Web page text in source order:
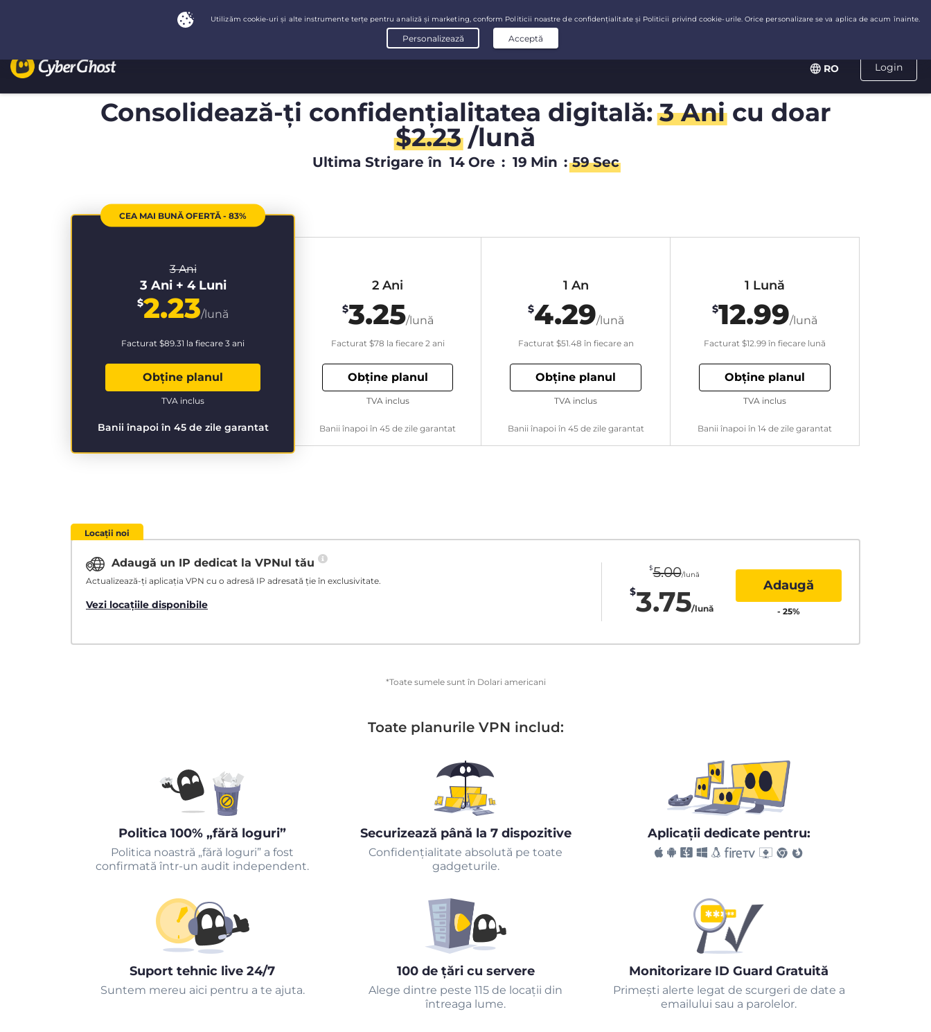
Login
RO
Consolidează-ți confidențialitatea digitală:3 Anicu doar
$2.23/lună
Ultima Strigare în 14 Ore : 19 Min : 58 Sec
CEA MAI BUNĂ OFERTĂ - 83%
3 Ani
3 Ani + 4 Luni
$2.23/lună
Facturat $89.31 la fiecare 3 ani
Obține planul
Banii înapoi în 45 de zile garantat
TVA inclus
2 Ani
$3.25/lună
Facturat $78 la fiecare 2 ani
Obține planul
Banii înapoi în 45 de zile garantat
TVA inclus
1 An
$4.29/lună
Facturat $51.48 în fiecare an
Obține planul
Banii înapoi în 45 de zile garantat
TVA inclus
1 Lună
$12.99/lună
Facturat $12.99 în fiecare lună
Obține planul
Banii înapoi în 14 de zile garantat
TVA inclus
Locații noi
Adaugă un IP dedicat la VPNul tău
Actualizează-ți aplicația VPN cu o adresă IP adresată ție în exclusivitate.
Vezi locațiile disponibile
$5.00/lună
$3.75/lună
Adaugă
- 25%
*Toate sumele sunt în Dolari americani
Toate planurile VPN includ:
Politica 100% „fără loguri”
Politica noastră „fără loguri” a fost
confirmată într-un audit independent.
Securizează până la 7 dispozitive
Confidențialitate absolută pe toate
gadgeturile.
Aplicaţii dedicate pentru:
Suport tehnic live 24/7
Suntem mereu aici pentru a te ajuta.
100 de țări cu servere
Alege dintre peste 115 de locații din
întreaga lume.
Monitorizare ID Guard Gratuită
Primeşti alerte legat de scurgeri de date a
emailului sau a parolelor.